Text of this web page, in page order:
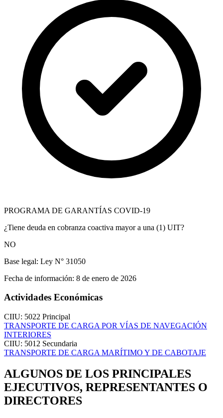
PROGRAMA DE GARANTÍAS COVID-19
¿Tiene deuda en cobranza coactiva mayor a una (1) UIT?
NO
Base legal: Ley N° 31050
Fecha de información: 8 de enero de 2026
Actividades Económicas
CIIU: 5022 Principal
TRANSPORTE DE CARGA POR VÍAS DE NAVEGACIÓN
INTERIORES
CIIU: 5012 Secundaria
TRANSPORTE DE CARGA MARÍTIMO Y DE CABOTAJE
ALGUNOS DE LOS PRINCIPALES
EJECUTIVOS, REPRESENTANTES O
DIRECTORES